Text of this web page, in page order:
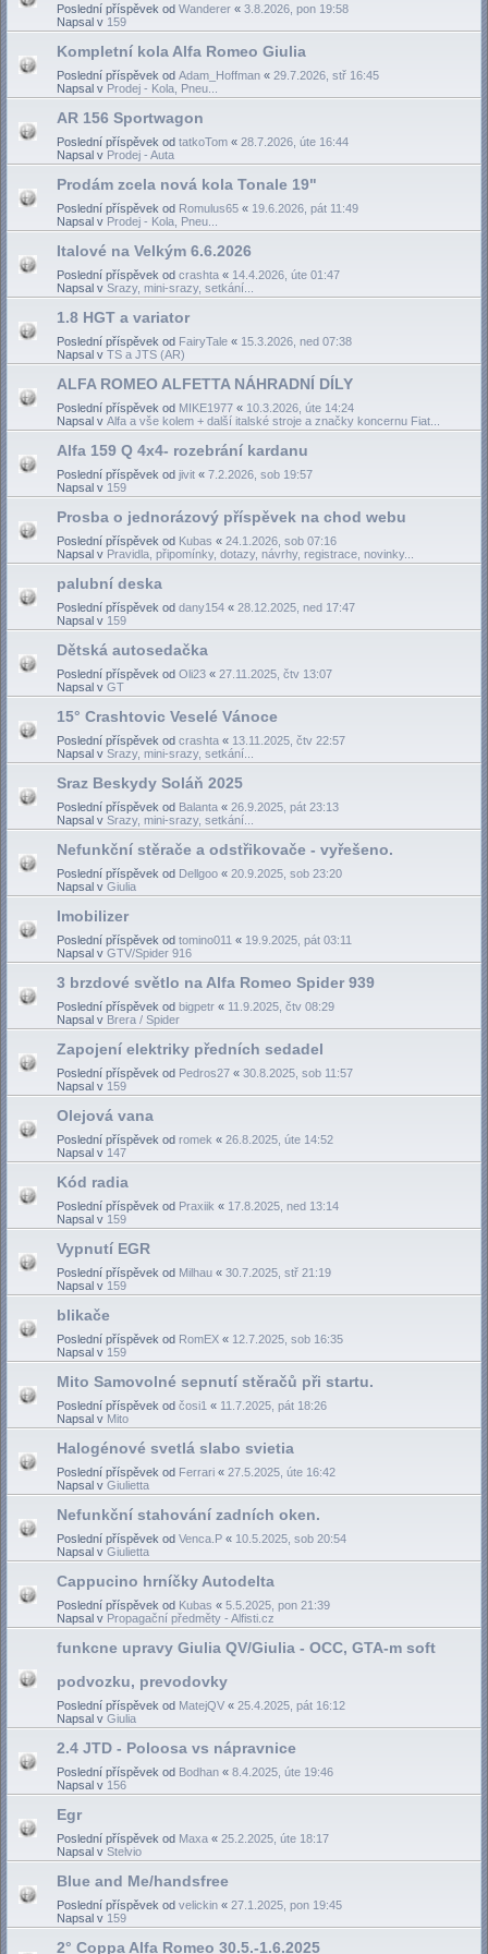
Poslední příspěvek od Wanderer « 3.8.2026, pon 19:58
Napsal v 159
Kompletní kola Alfa Romeo Giulia
Poslední příspěvek od Adam_Hoffman « 29.7.2026, stř 16:45
Napsal v Prodej - Kola, Pneu...
AR 156 Sportwagon
Poslední příspěvek od tatkoTom « 28.7.2026, úte 16:44
Napsal v Prodej - Auta
Prodám zcela nová kola Tonale 19"
Poslední příspěvek od Romulus65 « 19.6.2026, pát 11:49
Napsal v Prodej - Kola, Pneu...
Italové na Velkým 6.6.2026
Poslední příspěvek od crashta « 14.4.2026, úte 01:47
Napsal v Srazy, mini-srazy, setkání...
1.8 HGT a variator
Poslední příspěvek od FairyTale « 15.3.2026, ned 07:38
Napsal v TS a JTS (AR)
ALFA ROMEO ALFETTA NÁHRADNÍ DÍLY
Poslední příspěvek od MIKE1977 « 10.3.2026, úte 14:24
Napsal v Alfa a vše kolem + další italské stroje a značky koncernu Fiat...
Alfa 159 Q 4x4- rozebrání kardanu
Poslední příspěvek od jivit « 7.2.2026, sob 19:57
Napsal v 159
Prosba o jednorázový příspěvek na chod webu
Poslední příspěvek od Kubas « 24.1.2026, sob 07:16
Napsal v Pravidla, připomínky, dotazy, návrhy, registrace, novinky...
palubní deska
Poslední příspěvek od dany154 « 28.12.2025, ned 17:47
Napsal v 159
Dětská autosedačka
Poslední příspěvek od Oli23 « 27.11.2025, čtv 13:07
Napsal v GT
15° Crashtovic Veselé Vánoce
Poslední příspěvek od crashta « 13.11.2025, čtv 22:57
Napsal v Srazy, mini-srazy, setkání...
Sraz Beskydy Soláň 2025
Poslední příspěvek od Balanta « 26.9.2025, pát 23:13
Napsal v Srazy, mini-srazy, setkání...
Nefunkční stěrače a odstřikovače - vyřešeno.
Poslední příspěvek od Dellgoo « 20.9.2025, sob 23:20
Napsal v Giulia
Imobilizer
Poslední příspěvek od tomino011 « 19.9.2025, pát 03:11
Napsal v GTV/Spider 916
3 brzdové světlo na Alfa Romeo Spider 939
Poslední příspěvek od bigpetr « 11.9.2025, čtv 08:29
Napsal v Brera / Spider
Zapojení elektriky předních sedadel
Poslední příspěvek od Pedros27 « 30.8.2025, sob 11:57
Napsal v 159
Olejová vana
Poslední příspěvek od romek « 26.8.2025, úte 14:52
Napsal v 147
Kód radia
Poslední příspěvek od Praxiik « 17.8.2025, ned 13:14
Napsal v 159
Vypnutí EGR
Poslední příspěvek od Milhau « 30.7.2025, stř 21:19
Napsal v 159
blikače
Poslední příspěvek od RomEX « 12.7.2025, sob 16:35
Napsal v 159
Mito Samovolné sepnutí stěračů při startu.
Poslední příspěvek od čosi1 « 11.7.2025, pát 18:26
Napsal v Mito
Halogénové svetlá slabo svietia
Poslední příspěvek od Ferrari « 27.5.2025, úte 16:42
Napsal v Giulietta
Nefunkční stahování zadních oken.
Poslední příspěvek od Venca.P « 10.5.2025, sob 20:54
Napsal v Giulietta
Cappucino hrníčky Autodelta
Poslední příspěvek od Kubas « 5.5.2025, pon 21:39
Napsal v Propagační předměty - Alfisti.cz
funkcne upravy Giulia QV/Giulia - OCC, GTA-m soft
podvozku, prevodovky
Poslední příspěvek od MatejQV « 25.4.2025, pát 16:12
Napsal v Giulia
2.4 JTD - Poloosa vs nápravnice
Poslední příspěvek od Bodhan « 8.4.2025, úte 19:46
Napsal v 156
Egr
Poslední příspěvek od Maxa « 25.2.2025, úte 18:17
Napsal v Stelvio
Blue and Me/handsfree
Poslední příspěvek od velickin « 27.1.2025, pon 19:45
Napsal v 159
2° Coppa Alfa Romeo 30.5.-1.6.2025